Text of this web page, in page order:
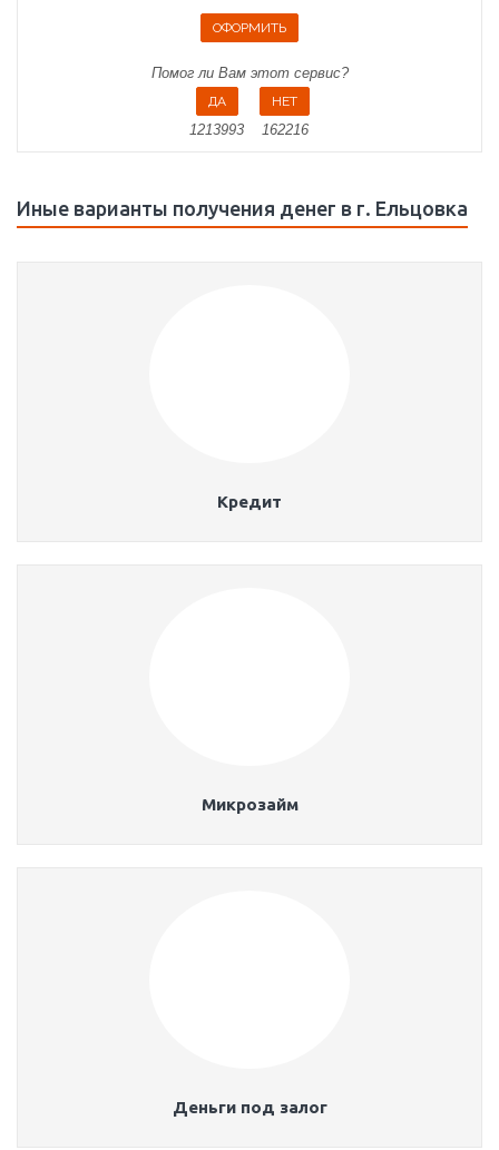
Помог ли Вам этот сервис?
1213993 162216
Иные варианты получения денег в г. Ельцовка
Кредит
Микрозайм
Деньги под залог